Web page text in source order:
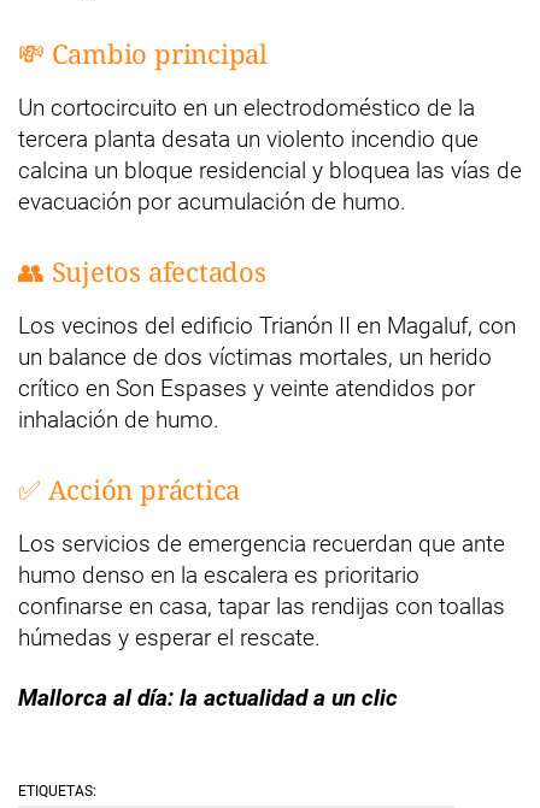
💸 Cambio principal
Un cortocircuito en un electrodoméstico de la
tercera planta desata un violento incendio que
calcina un bloque residencial y bloquea las vías de
evacuación por acumulación de humo.
👥 Sujetos afectados
Los vecinos del edificio Trianón II en Magaluf, con
un balance de dos víctimas mortales, un herido
crítico en Son Espases y veinte atendidos por
inhalación de humo.
✅ Acción práctica
Los servicios de emergencia recuerdan que ante
humo denso en la escalera es prioritario
confinarse en casa, tapar las rendijas con toallas
húmedas y esperar el rescate.
Mallorca al día: la actualidad a un clic
ETIQUETAS: